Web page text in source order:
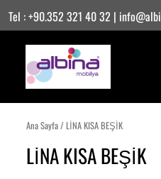
atlaTel : +90.352 321 40 32 |
Ana Sayfa/ LİNA KISA BEŞİK
LİNA KISA BEŞİK